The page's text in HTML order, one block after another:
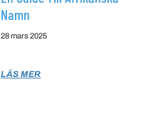
Namn
28 mars 2025
LÄS MER